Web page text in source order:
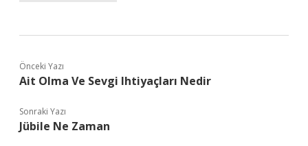
Önceki Yazı
Ait Olma Ve Sevgi Ihtiyaçları Nedir
Sonraki Yazı
Jübile Ne Zaman